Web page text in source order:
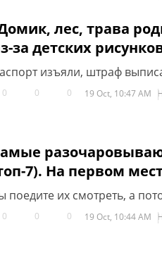
лес, трава
за детских
изъяли, штраф
0 0 0 19 Oct, 10:47 AM
7). На первом
поедите их смотреть, а
0 0 0 19 Oct, 10:44 AM